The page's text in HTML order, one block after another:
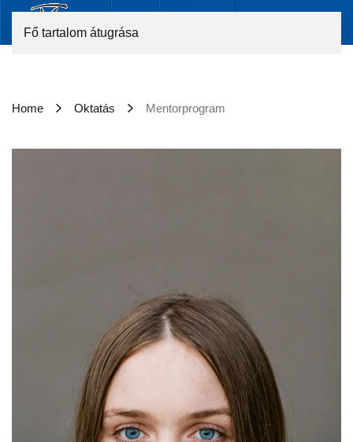
Fő tartalom átugrása
Home Oktatás Mentorprogram